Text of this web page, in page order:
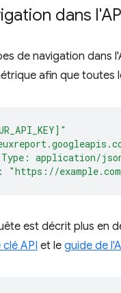
dans
de navigation dans
afin que toutes
Type: application/
est décrit plus en
API et le guide de